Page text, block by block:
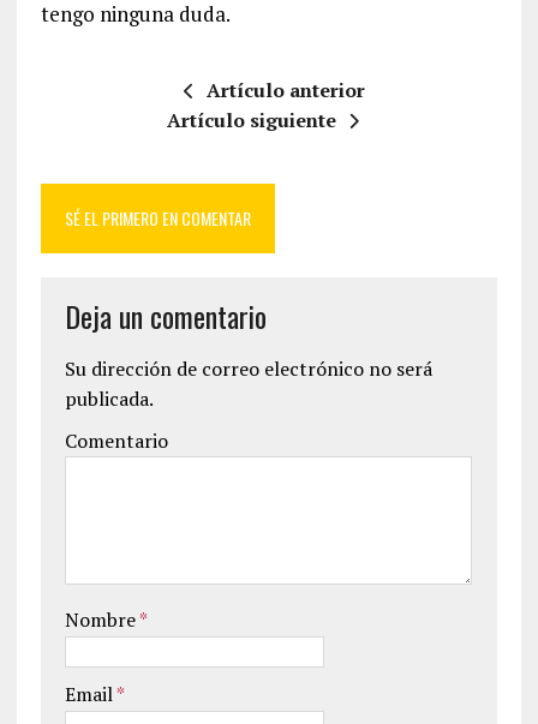
tengo ninguna duda.
Artículo anterior
Artículo siguiente
SÉ EL PRIMERO EN COMENTAR
Deja un comentario
Su dirección de correo electrónico no será
publicada.
Comentario
Nombre*
Email*